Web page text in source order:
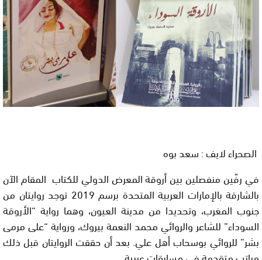
الصحراء لايف : سعد بوه
في رفّين منفصلين بين أروقة المعرض الدولي للكتاب المقام الآن
بالشارقة بالإمارات العربية المتحدة برسم 2019 توجد روايتان من
جنوب المغرب، وتحديدا من مدينة العيون، وهما رواية “الأروقة
السوداء” للشاعر والروائي محمد النعمة بيروك، ورواية “على مرمى
بشر” للروائي بوسحاب أهل علي. بعد أن حققت الروايتان قبل ذلك